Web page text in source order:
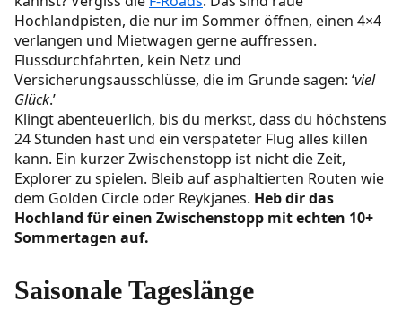
Hochlandpisten, die nur im Sommer öffnen, einen 4×4
verlangen und Mietwagen gerne auffressen.
Flussdurchfahrten, kein Netz und
Versicherungsausschlüsse, die im Grunde sagen: ‘viel
Glück.’
Klingt abenteuerlich, bis du merkst, dass du höchstens
24 Stunden hast und ein verspäteter Flug alles killen
kann. Ein kurzer Zwischenstopp ist nicht die Zeit,
Explorer zu spielen. Bleib auf asphaltierten Routen wie
dem Golden Circle oder Reykjanes. Heb dir das
Hochland für einen Zwischenstopp mit echten 10+
Sommertagen auf.
Saisonale Tageslänge